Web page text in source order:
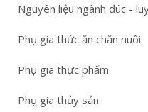
Nguyên liệu ngành đúc -
Phụ gia thức ăn chăn nuôi
Phụ gia thực phẩm
Phụ gia thủy sản